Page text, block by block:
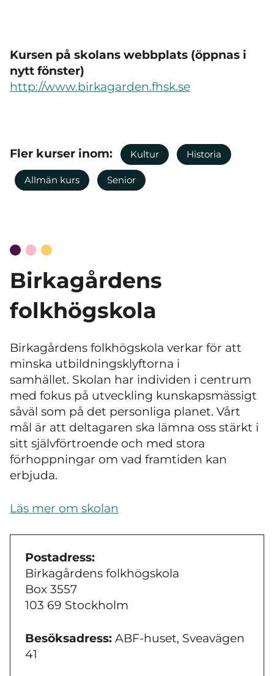
Kursen på skolans webbplats (öppnas i
nytt fönster)
http://www.birkagarden.fhsk.se
Fler kurser inom: Kultur Historia
Allmän kurs Senior
Birkagårdens
folkhögskola
Birkagårdens folkhögskola verkar för att
minska utbildningsklyftorna i
samhället. Skolan har individen i centrum
med fokus på utveckling kunskapsmässigt
såväl som på det personliga planet. Vårt
mål är att deltagaren ska lämna oss stärkt i
sitt självförtroende och med stora
förhoppningar om vad framtiden kan
erbjuda.
Läs mer om skolan
Postadress:
Birkagårdens folkhögskola
Box 3557
103 69 Stockholm
Besöksadress: ABF-huset, Sveavägen
41